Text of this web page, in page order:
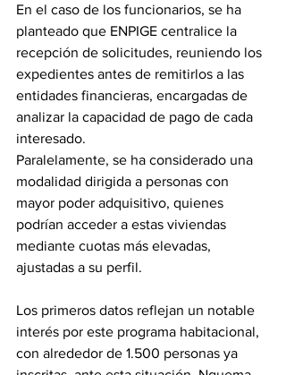
En el caso de los funcionarios, se ha
planteado que ENPIGE centralice la
recepción de solicitudes, reuniendo los
expedientes antes de remitirlos a las
entidades financieras, encargadas de
analizar la capacidad de pago de cada
interesado.
Paralelamente, se ha considerado una
modalidad dirigida a personas con
mayor poder adquisitivo, quienes
podrían acceder a estas viviendas
mediante cuotas más elevadas,
ajustadas a su perfil.
Los primeros datos reflejan un notable
interés por este programa habitacional,
con alrededor de 1.500 personas ya